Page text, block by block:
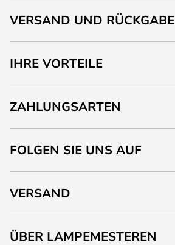
VERSAND UND RÜCKGABE
IHRE VORTEILE
ZAHLUNGSARTEN
FOLGEN SIE UNS AUF
VERSAND
ÜBER LAMPEMESTEREN